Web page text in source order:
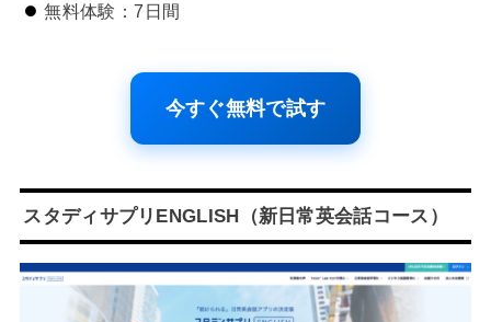
無料体験：7日間
今すぐ無料で試す
スタディサプリENGLISH（新日常英会話コース）